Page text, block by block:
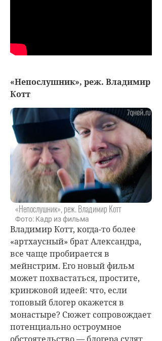
«Непослушник», реж. Владимир
Котт
«Непослушник», реж. Владимир Котт
Фото: Кадр из фильма
Владимир Котт, когда-то более
«артхаусный» брат Александра,
все чаще пробирается в
мейнстрим. Его новый фильм
может похвастаться, простите,
кринжовой идеей: что, если
топовый блогер окажется в
монастыре? Сюжет сопровождает
потенциально остроумное